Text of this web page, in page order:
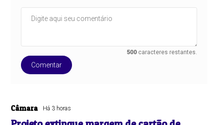
500 caracteres restantes.
Comentar
Câmara Há 3 horas